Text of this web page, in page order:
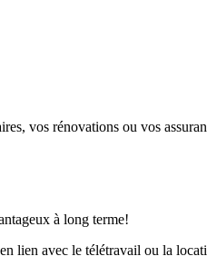
vos rénovations ou vos
à long terme!
lien avec le télétravail ou la